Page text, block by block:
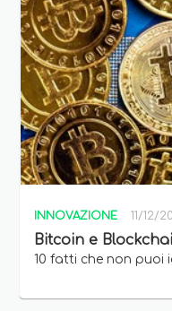
INNOVAZIONE 11/12/
Bitcoin e
10 fatti che non puoi